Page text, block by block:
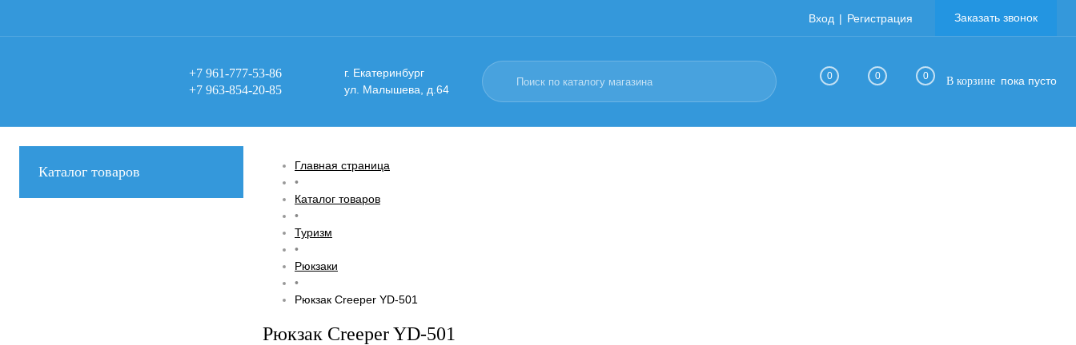
Вход Регистрация Заказать звонок
+7 961-777-53-86
+7 963-854-20-85
г. Екатеринбург
ул. Малышева, д.64
0 0 0 В корзине пока пусто
Каталог товаров
Главная страница
•
Каталог товаров
•
Туризм
•
Рюкзаки
•
Рюкзак Creeper YD-501
Рюкзак Creeper YD-501